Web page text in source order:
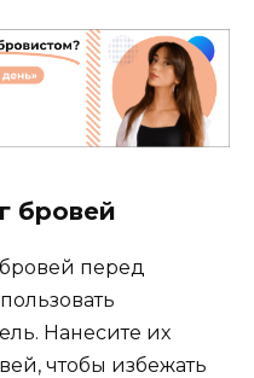
бровей
перед
Нанесите их
чтобы избежать